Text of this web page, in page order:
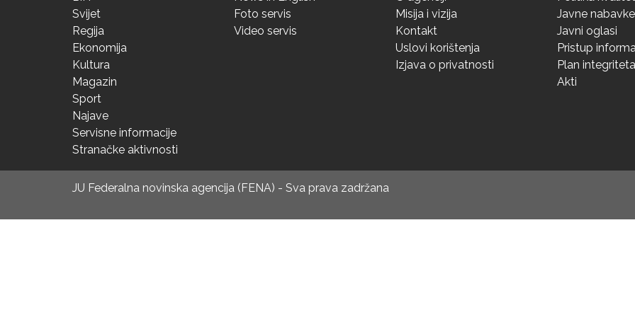
Svijet
Regija
Ekonomija
Kultura
Magazin
Sport
Najave
Servisne informacije
Stranačke aktivnosti
Foto servis
Video servis
Misija i vizija
Kontakt
Uslovi korištenja
Izjava o privatnosti
Javne nabavke
Javni oglasi
Pristup
Plan integriteta
Akti
JU Federalna novinska agencija (FENA) - Sva prava zadržana